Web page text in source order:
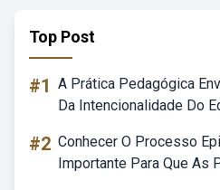
Top Post
#1 A Prática Pedagógica
Da Intencionalidade Do
#2 Conhecer O Processo
Importante Para Que As